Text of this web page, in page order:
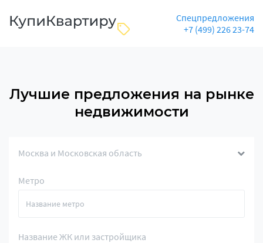
Спецпредложения
+7 (499) 226 23-74
Лучшие предложения на рынке
недвижимости
Москва и Московская область
Метро
Название ЖК или застройщика